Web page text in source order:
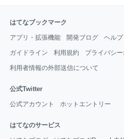
はてなブックマーク
アプリ・拡張機能 開発ブログ ヘルプ
ガイドライン 利用規約 プライバシ
利用者情報の外部送信について
公式Twitter
公式アカウント ホットエントリー
はてなのサービス